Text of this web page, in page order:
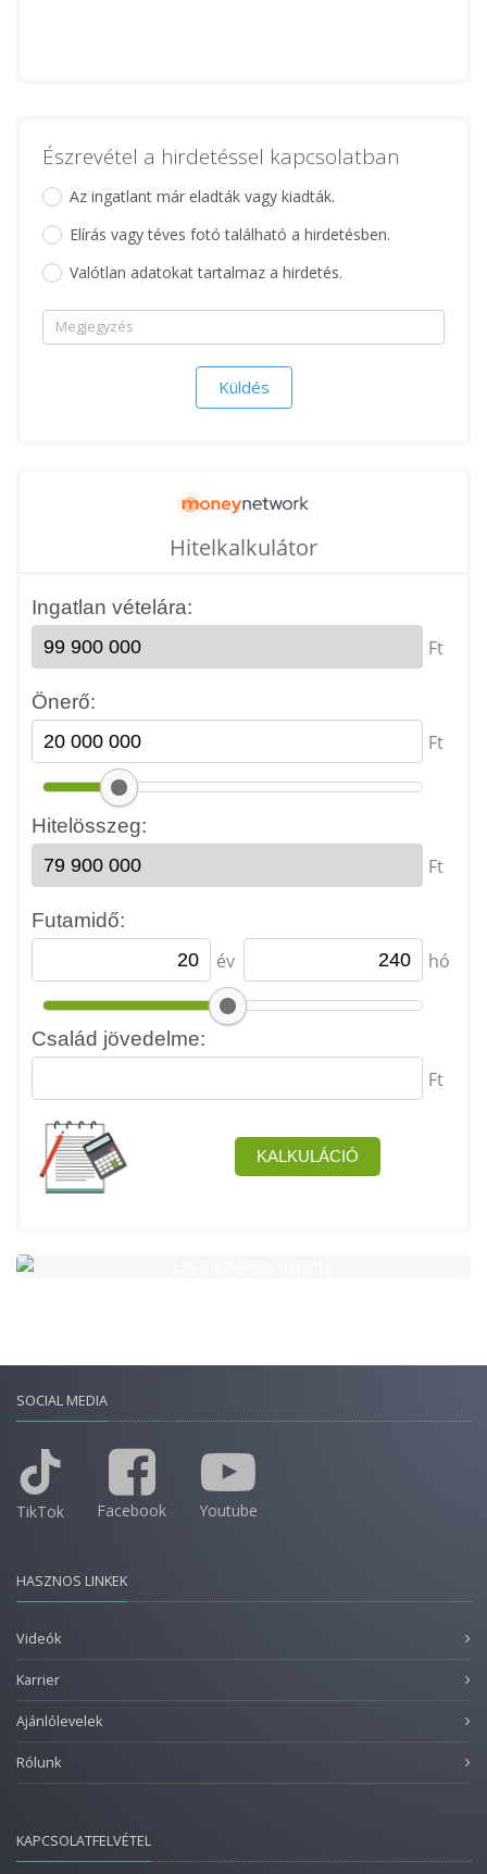
Észrevétel a hirdetéssel kapcsolatban
Az ingatlant már eladták vagy kiadták.
Elírás vagy téves fotó található a hirdetésben.
Valótlan adatokat tartalmaz a hirdetés.
SOCIAL MEDIA
TikTok Facebook Youtube
HASZNOS LINKEK
Videók
Karrier
Ajánlólevelek
Rólunk
KAPCSOLATFELVÉTEL